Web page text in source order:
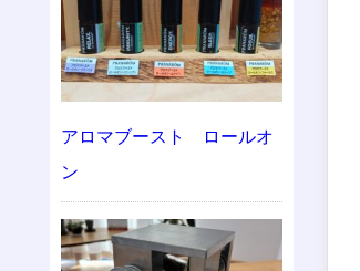
アロマブースト ロールオ
ン